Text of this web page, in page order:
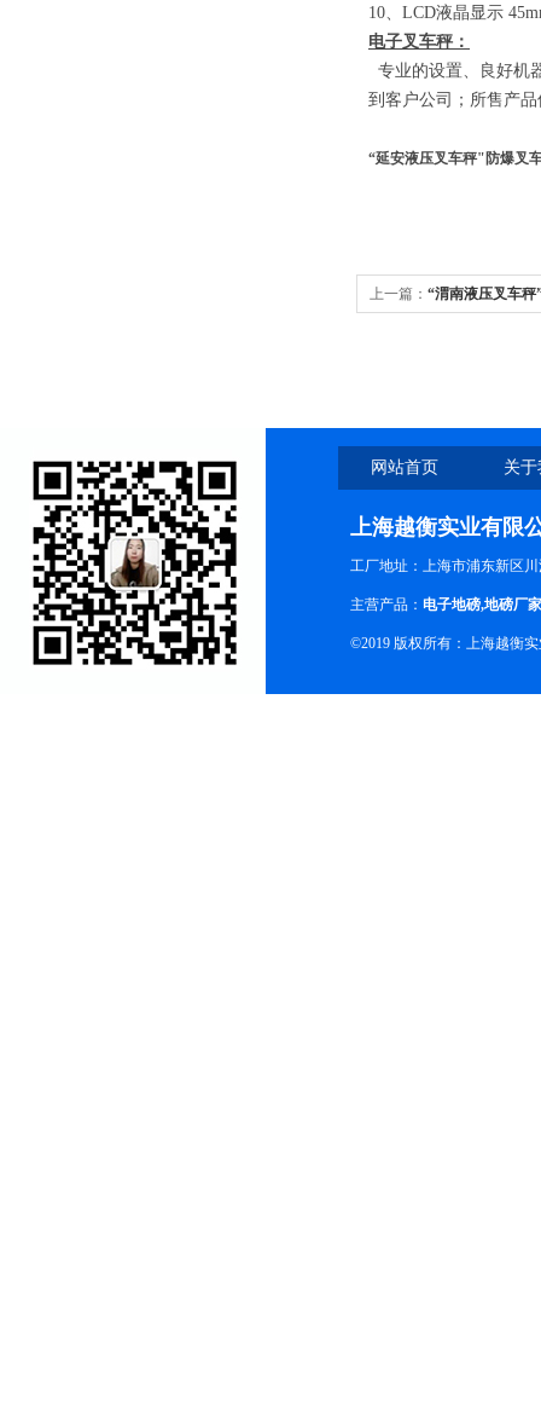
10、 LCD液晶显示
电子叉车秤：
专业的设置、良好机
到客户公司；所售产
“延安液压叉车秤"防爆叉
上一篇： “渭南液压叉车秤
网站首页 关
上海越衡实业有限
工厂地址：上海市浦东新区川
主营产品： 电子地磅,地磅厂家
©2019 版权所有：上海越衡